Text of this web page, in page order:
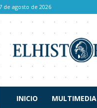
de agosto de 2026
Historiador
INICIO MULTIMEDIA